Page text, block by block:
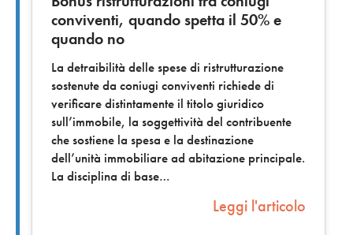
conviventi, quando spetta il 50% e
quando no
La detraibilità delle spese di ristrutturazione
sostenute da coniugi conviventi richiede di
verificare distintamente il titolo giuridico
sull’immobile, la soggettività del contribuente
che sostiene la spesa e la destinazione
dell’unità immobiliare ad abitazione principale.
La disciplina di base
Leggi l'articolo